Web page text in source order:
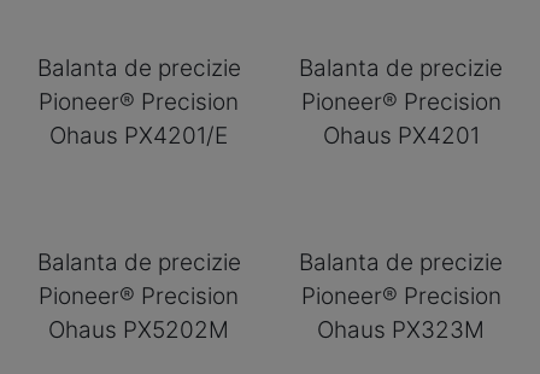
Balanta de precizie
Pioneer® Precision
Ohaus PX4201/E
Balanta de precizie
Pioneer® Precision
Ohaus PX4201
Balanta de precizie
Pioneer® Precision
Ohaus PX5202M
Balanta de precizie
Pioneer® Precision
Ohaus PX323M